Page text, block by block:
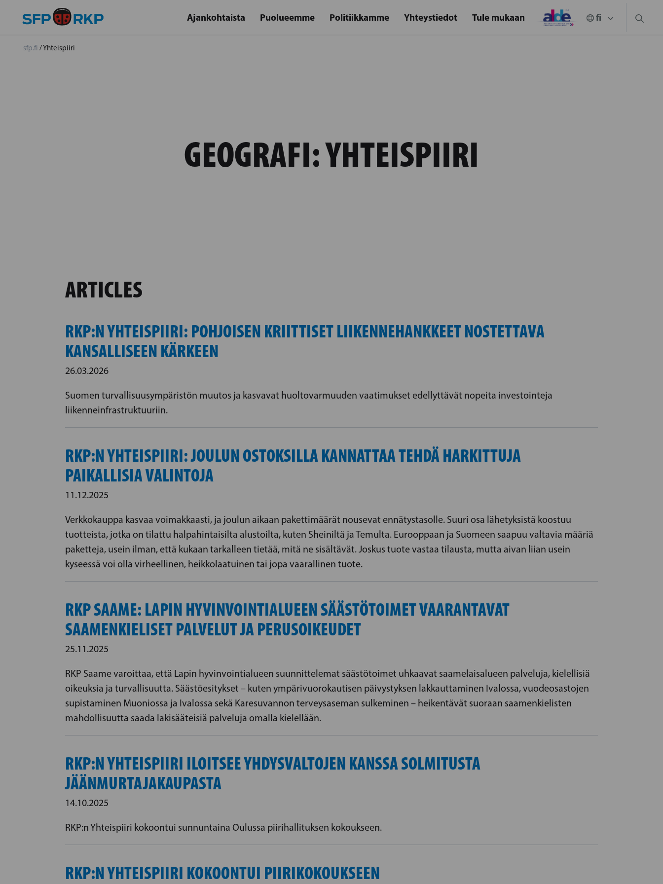
Ajankohtaista Puolueemme Politiikkamme Yhteystiedot Tule mukaan
sfp.fi /Yhteispiiri
GEOGRAFI:YHTEISPIIRI
ARTICLES
RKP:N YHTEISPIIRI: POHJOISEN KRIITTISET LIIKENNEHANKKEET NOSTETTAVA
KANSALLISEEN KÄRKEEN
26.03.2026
Suomen turvallisuusympäristön muutos ja kasvavat huoltovarmuuden vaatimukset edellyttävät nopeita investointeja
liikenneinfrastruktuuriin.
RKP:N YHTEISPIIRI: JOULUN OSTOKSILLA KANNATTAA TEHDÄ HARKITTUJA
PAIKALLISIA VALINTOJA
11.12.2025
Verkkokauppa kasvaa voimakkaasti, ja joulun aikaan pakettimäärät nousevat ennätystasolle. Suuri osa lähetyksistä koostuu
tuotteista, jotka on tilattu halpahintaisilta alustoilta, kuten Sheiniltä ja Temulta. Eurooppaan ja Suomeen saapuu valtavia määriä
paketteja, usein ilman, että kukaan tarkalleen tietää, mitä ne sisältävät. Joskus tuote vastaa tilausta, mutta aivan liian usein
kyseessä voi olla virheellinen, heikkolaatuinen tai jopa vaarallinen tuote.
RKP SAAME: LAPIN HYVINVOINTIALUEEN SÄÄSTÖTOIMET VAARANTAVAT
SAAMENKIELISET PALVELUT JA PERUSOIKEUDET
25.11.2025
RKP Saame varoittaa, että Lapin hyvinvointialueen suunnittelemat säästötoimet uhkaavat saamelaisalueen palveluja, kielellisiä
oikeuksia ja turvallisuutta. Säästöesitykset – kuten ympärivuorokautisen päivystyksen lakkauttaminen Ivalossa, vuodeosastojen
supistaminen Muoniossa ja Ivalossa sekä Karesuvannon terveysaseman sulkeminen – heikentävät suoraan saamenkielisten
mahdollisuutta saada lakisääteisiä palveluja omalla kielellään.
RKP:N YHTEISPIIRI ILOITSEE YHDYSVALTOJEN KANSSA SOLMITUSTA
JÄÄNMURTAJAKAUPASTA
14.10.2025
RKP:n Yhteispiiri kokoontui sunnuntaina Oulussa piirihallituksen kokoukseen.
RKP:N YHTEISPIIRI KOKOONTUI PIIRIKOKOUKSEEN